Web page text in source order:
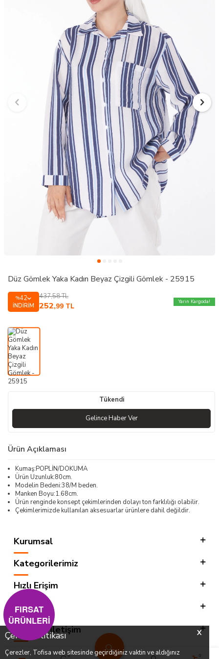
X
Çerez Politikası
Çerezler, Tofisa web sitesinde geçirdiğiniz vaktin ve aldığınız
0 0
Düz Gömlek Yaka Kadın Beyaz Çizgili Gömlek - 25915
%42
İNDIRIM
437,58TL
252,99 TL
Yarın Kargoda!
Tükendi
Gelince Haber Ver
Ürün Açıklaması
Kumaş:POPLİN/DOKUMA
Ürün Uzunluk:80cm.
Modelin Bedeni:38/M beden.
Manken Boyu:1.68cm.
Ürün renginde konsept çekimlerinden dolayı ton farklılığı olabilir.
Çekimlerimizde kullanılan aksesuarlar ürünlere dahil değildir.
Kurumsal
Kategorilerimiz
Hızlı Erişim
Sosyal
Adres & İletişim
FIRSAT
ÜRÜNLERİ